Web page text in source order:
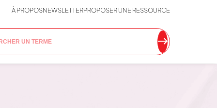
À PROPOSNEWSLETTERPROPOSER UNE RESSOURCE